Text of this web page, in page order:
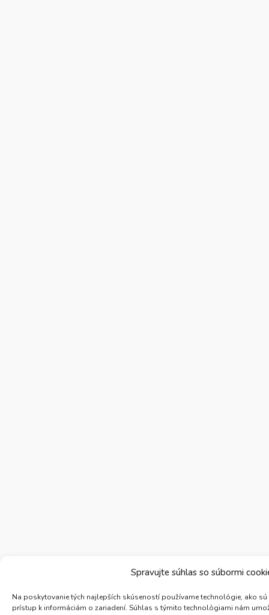
Spravujte súhlas so súbormi
Na poskytovanie tých najlepších skúseností používame technológie, ako
prístup k informáciám o zariadení. Súhlas s týmito technológiami nám